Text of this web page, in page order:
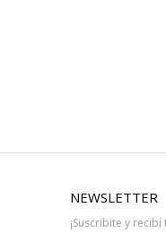
NEWSLETTER
¡Suscribite y